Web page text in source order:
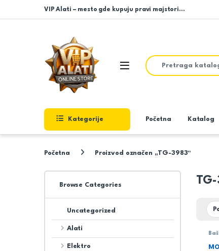
Skip to navigation
Skip to content
VIP Alati – mesto gde kupuju pravi majstori…
Open
Search for:
Kategorije Početna Katalog
Početna Proizvod označen „TG-3983“
Browse Categories
Uncategorized
Alati
Elektro